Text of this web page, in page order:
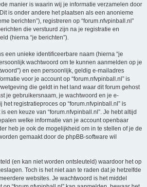
manier is waarin wij je informatie verzamelen door
is onder andere het plaatsen als een anonieme
berichten”), registreren op “forum.nfvpinball.nl”
die verstuurd zijn na je registratie en
(hierna “je berichten”).
een unieke identificeerbare naam (hierna “je
wachtwoord om te kunnen aanmelden op je
en een persoonlijk, geldig e-mailadres
voor je account op “forum.nfvpinball.nl” is
die geldt in het land waar dit forum gehost
je gebruikersnaam, je wachtwoord en je e-
het registratieproces op “forum.nfvpinball.nl” is
een keuze van “forum.nfvpinball.nl”. Je hebt altijd
welke informatie van je account openbaar
heb je ook de mogelijkheid om in te stellen of je de
gemaakt door de phpBB-software wil
(en kan niet worden ontsleuteld) waardoor het op
Toch is het niet aan te raden dat je hetzelfde
websites. Je wachtwoord is het middel